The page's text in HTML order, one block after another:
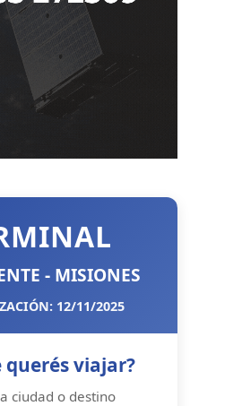
- MISIONES
12/11/2025
querés viajar?
ciudad o destino